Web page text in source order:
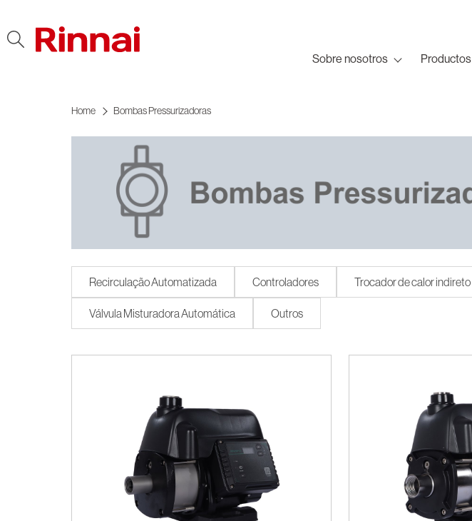
Sobre nosotros Productos
Home Bombas Pressurizadoras
Recirculação Automatizada Controladores Trocador de calor indireto
Válvula Misturadora Automática Outros